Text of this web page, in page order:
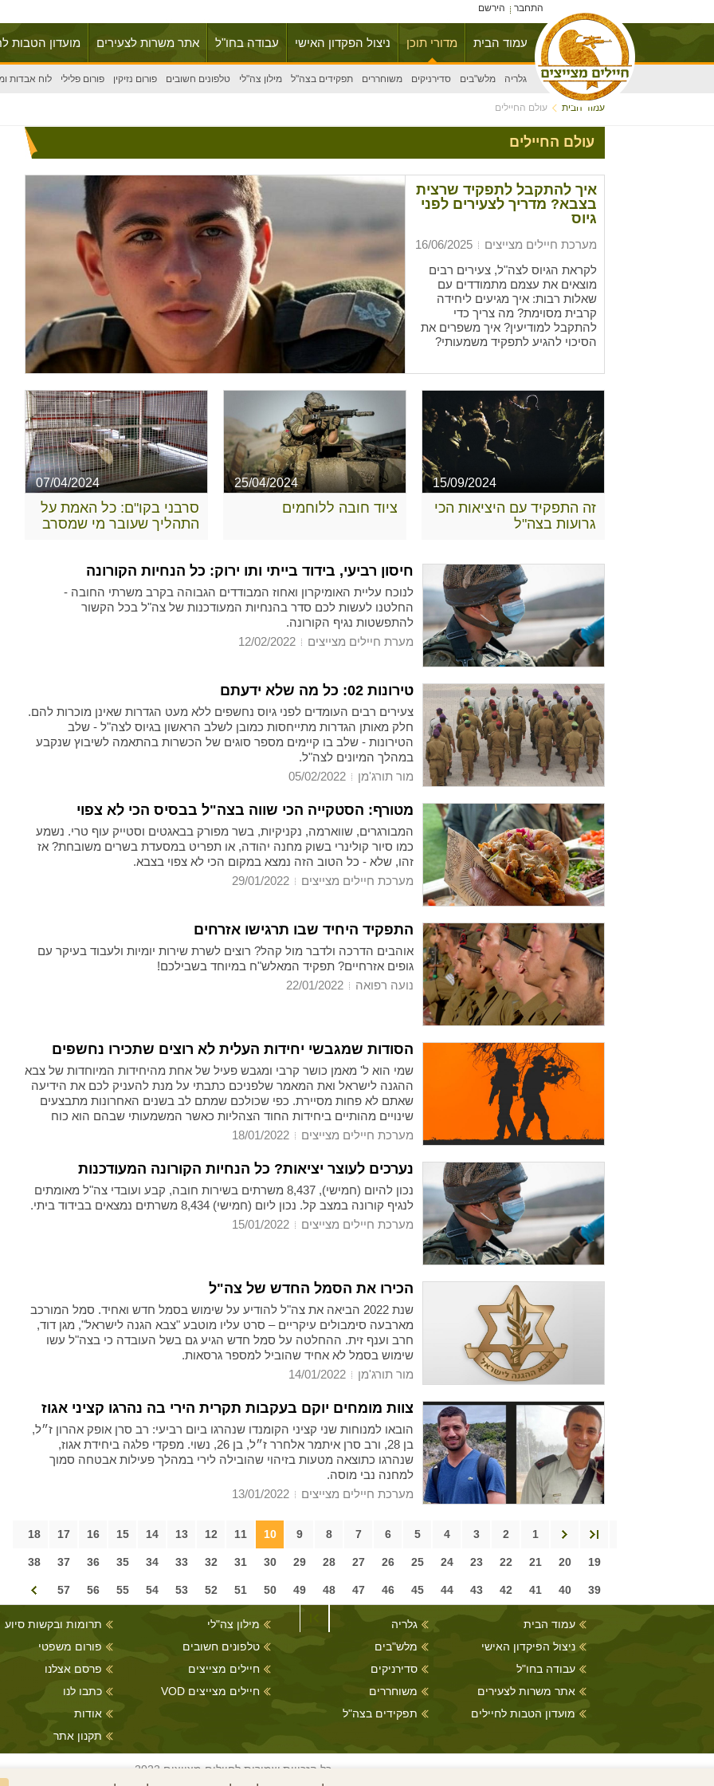
התחבר הירשם
עמוד הבית מדורי תוכן ניצול הפקדון האישי עבודה בחו"ל אתר משרות לצעירים מועדון הטבות
גלריה מלש"בים סדירניקים משוחררים תפקידים בצה"ל מילון צה"לי טלפונים חשובים פורום נזיקין פורום פלילי לוח אבדות
עמוד הבית עולם החיילים
עולם החיילים
איך להתקבל לתפקיד שרצית
בצבא? מדריך לצעירים לפני
גיוס
מערכת חיילים מצייצים
לקראת הגיוס לצה"ל, צעירים רבים
מוצאים את עצמם מתמודדים עם
שאלות רבות: איך מגיעים ליחידה
קרבית מסוימת? מה צריך כדי
להתקבל למודיעין? איך משפרים את
הסיכוי להגיע לתפקיד משמעותי?
15/09/2024
זה התפקיד עם היציאות הכי
גרועות בצה"ל
25/04/2024
ציוד חובה ללוחמים
07/04/2024
סרבני בקו"ם: כל האמת על
התהליך שעובר מי שמסרב
חיסון רביעי, בידוד בייתי ותו ירוק: כל הנחיות הקורונה
המעודכנות בצה"ל
לנוכח עליית האומיקרון ואחוז המבודדים הגבוהה בקרב משרתי החובה -
החלטנו לעשות לכם סדר בהנחיות המעודכנות של צה"ל בכל הקשור
להתפשטות נגיף הקורונה.
מערת חיילים מצייצים
טירונות 02: כל מה שלא ידעתם
צעירים רבים העומדים לפני גיוס נחשפים ללא מעט הגדרות שאינן מוכרות להם.
חלק מאותן הגדרות מתייחסות כמובן לשלב הראשון בגיוס לצה"ל - שלב
הטירונות - שלב בו קיימים מספר סוגים של הכשרות בהתאמה לשיבוץ שנקבע
במהלך המיונים לצה"ל.
מור תורג'מן
מטורף: הסטקייה הכי שווה בצה"ל בבסיס הכי לא צפוי
המבורגרים, שווארמה, נקניקיות, בשר מפורק בבאגטים וסטייק עוף טרי. נשמע
כמו סיור קולינרי בשוק מחנה יהודה, או תפריט במסעדת בשרים משובחת? אז
זהו, שלא - כל הטוב הזה נמצא במקום הכי לא צפוי בצבא.
מערכת חיילים מצייצים
התפקיד היחיד שבו תרגישו אזרחים
אוהבים הדרכה ולדבר מול קהל? רוצים לשרת שירות יומיות ולעבוד בעיקר עם
גופים אזרחיים? תפקיד המאלש"ח במיוחד בשבילכם!
נועה רפואה
הסודות שמגבשי יחידות העלית לא רוצים שתכירו נחשפים
שמי הוא ל' מאמן כושר קרבי ומגבש פעיל של אחת מהיחידות המיוחדות של צבא
ההגנה לישראל ואת המאמר שלפניכם כתבתי על מנת להעניק לכם את הידיעה
שאתם לא פחות מסיירת. כפי שכולכם שמתם לב בשנים האחרונות מתבצעים
שינויים מהותיים ביחידות החוד הצהליות כאשר המשמעותי שבהם הוא כוח
האדם העירוני שמגיע וכובש את היחידות מבני הקיבוץ והישוב הקלאסים
מערכת חיילים מצייצים
נערכים לעוצר יציאות? כל הנחיות הקורונה המעודכנות
נכון להיום (חמישי), 8,437 משרתים בשירות חובה, קבע ועובדי צה"ל מאומתים
לנגיף קורונה במצב קל. נכון ליום (חמישי) 8,434 משרתים נמצאים בבידוד ביתי.
מערכת חיילים מצייצים
הכירו את הסמל החדש של צה"ל
שנת 2022 הביאה את צה"ל להודיע על שימוש בסמל חדש ואחיד. סמל המורכב
מארבעה סימבולים עיקריים – סרט עליו מוטבע "צבא הגנה לישראל", מגן דוד,
חרב וענף זית. ההחלטה על סמל חדש הגיע גם בשל העובדה כי בצה"ל עשו
שימוש בסמל לא אחיד שהוביל למספר גרסאות.
מור תורג'מן
צוות מומחים יוקם בעקבות תקרית הירי בה נהרגו קציני אגוז
הובאו למנוחות שני קציני הקומנדו שנהרגו ביום רביעי: רב סרן אופק אהרון ז״ל,
בן 28, ורב סרן איתמר אלחרר ז״ל, בן 26, נשוי. מפקדי פלגה ביחידת אגוז,
שנהרגו כתוצאה מטעות בזיהוי שהובילה לירי במהלך פעילות אבטחה סמוך
למחנה נבי מוסה.
מערכת חיילים מצייצים
1
2
3
4
5
6
7
8
9
10
11
12
13
14
15
16
17
18
19
20
21
22
23
24
25
26
27
28
29
30
31
32
33
34
35
36
37
38
39
40
41
42
43
44
45
46
47
48
49
50
51
52
53
54
55
56
57
עמוד הבית
ניצול הפיקדון האישי
עבודה בחו"ל
אתר משרות לצעירים
מועדון הטבות לחיילים
גלריה
מלש"בים
סדירניקים
משוחררים
תפקידים בצה"ל
מילון צה"לי
טלפונים חשובים
חיילים מצייצים
חיילים מצייצים VOD
תרומות ובקשות סיוע
פורום משפטי
פרסם אצלנו
כתבו לנו
אודות
תקנון אתר
כל הזכויות שמורות לחיילים מצייצים 2022